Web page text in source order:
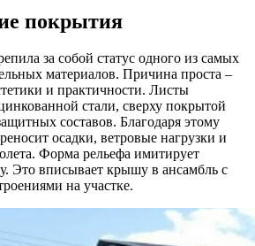
покрытия
за собой статус одного из самых
материалов. Причина проста –
и практичности. Листы
стали, сверху покрытой
составов. Благодаря этому
осадки, ветровые нагрузки и
Форма рельефа имитирует
Это вписывает крышу в ансамбль с
на участке.